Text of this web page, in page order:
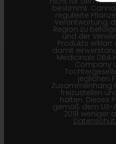
bestimmt.
regulierte
Verantwortung,
Region zu
und der
Produkts erklärt
damit
Medicinals DBA
Company
jeglichen
Zusammenhang
freizustellen
halten. Dieses
gemäß dem US-
2018 weniger